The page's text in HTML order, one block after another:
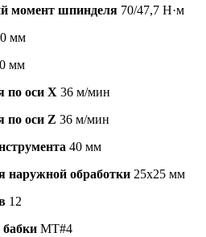
момент шпинделя 70/47,7 Н·м
мм
мм
по оси X 36 м/мин
по оси Z 36 м/мин
40 мм
наружной обработки 25x25 мм
12
бабки MT#4